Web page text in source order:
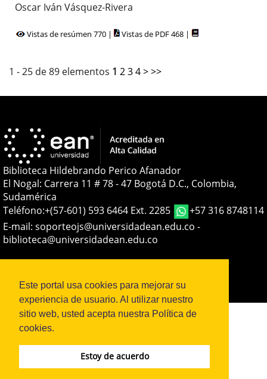
Este portal usa cookies para mejorar su
experiencia de usuario. Al utilizar nuestro
sitio web, usted acepta nuestra Política de
cookies.
Estoy de acuerdo
Oscar Iván Vásquez-Rivera
Vistas de resúmen 770 | Vistas de PDF 468 |
1 - 25 de 89 elementos 1 234>>>
Biblioteca Hildebrando Perico Afanador
El Nogal: Carrera 11 # 78 - 47 Bogotá D.C., Colombia,
Sudamérica
Teléfono:+(57-601) 593 6464 Ext. 2285
+57 316 8748114
E-mail: soporteojs@universidadean.edu.co -
biblioteca@universidadean.edu.co